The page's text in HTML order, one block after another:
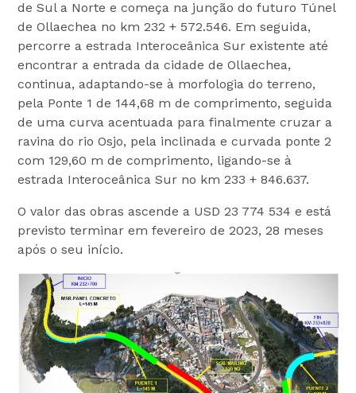
de Sul a Norte e começa na junção do futuro Túnel
de Ollaechea no km 232 + 572.546. Em seguida,
percorre a estrada Interoceânica Sur existente até
encontrar a entrada da cidade de Ollaechea,
continua, adaptando-se à morfologia do terreno,
pela Ponte 1 de 144,68 m de comprimento, seguida
de uma curva acentuada para finalmente cruzar a
ravina do rio Osjo, pela inclinada e curvada ponte 2
com 129,60 m de comprimento, ligando-se à
estrada Interoceânica Sur no km 233 + 846.637.
O valor das obras ascende a USD 23 774 534 e está
previsto terminar em fevereiro de 2023, 28 meses
após o seu início.